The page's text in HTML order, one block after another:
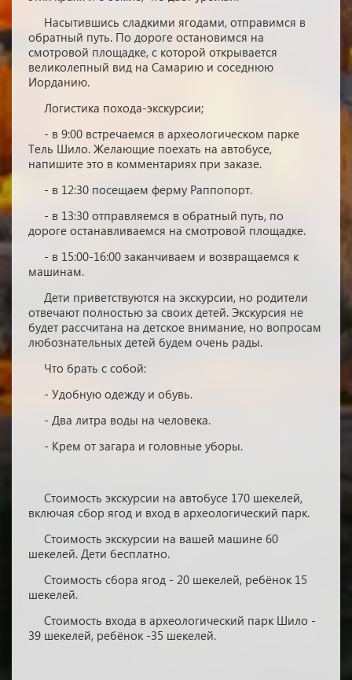
Насытившись сладкими ягодами, отправимся в
обратный путь. По дороге остановимся на
смотровой площадке, с которой открывается
великолепный вид на Самарию и соседнюю
Иорданию.
Логистика похода-экскурсии;
- в 9:00 встречаемся в археологическом парке
Тель Шило. Желающие поехать на автобусе,
напишите это в комментариях при заказе.
- в 12:30 посещаем ферму Раппопорт.
- в 13:30 отправляемся в обратный путь, по
дороге останавливаемся на смотровой площадке.
- в 15:00-16:00 заканчиваем и возвращаемся к
машинам.
Дети приветствуются на экскурсии, но родители
отвечают полностью за своих детей. Экскурсия не
будет рассчитана на детское внимание, но вопросам
любознательных детей будем очень рады.
Что брать с собой:
- Удобную одежду и обувь.
- Два литра воды на человека.
- Крем от загара и головные уборы.
Стоимость экскурсии на автобусе 170 шекелей,
включая сбор ягод и вход в археологический парк.
Стоимость экскурсии на вашей машине 60
шекелей. Дети бесплатно.
Стоимость сбора ягод - 20 шекелей, ребёнок 15
шекелей.
Стоимость входа в археологический парк Шило -
39 шекелей, ребёнок -35 шекелей.